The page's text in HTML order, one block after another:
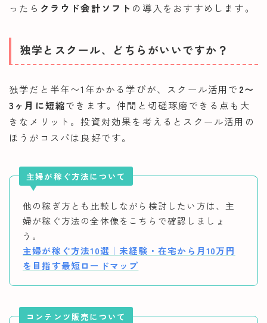
ったら クラウド会計ソフト の導入をおすすめします。
独学とスクール、どちらがいいですか？
独学だと半年〜1年かかる学びが、スクール活用で 2〜
3ヶ月に短縮できます。仲間と切磋琢磨できる点も大
きなメリット。投資対効果を考えるとスクール活用の
ほうがコスパは良好です。
主婦が稼ぐ方法について
他の稼ぎ方とも比較しながら検討したい方は、主
婦が稼ぐ方法の全体像をこちらで確認しましょ
う。
主婦が稼ぐ方法10選｜未経験・在宅から月10万円
を目指す最短ロードマップ
コンテンツ販売について